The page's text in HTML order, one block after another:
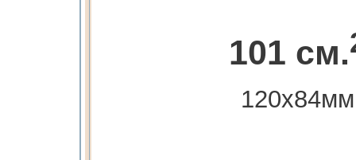
101 см.
120х84мм